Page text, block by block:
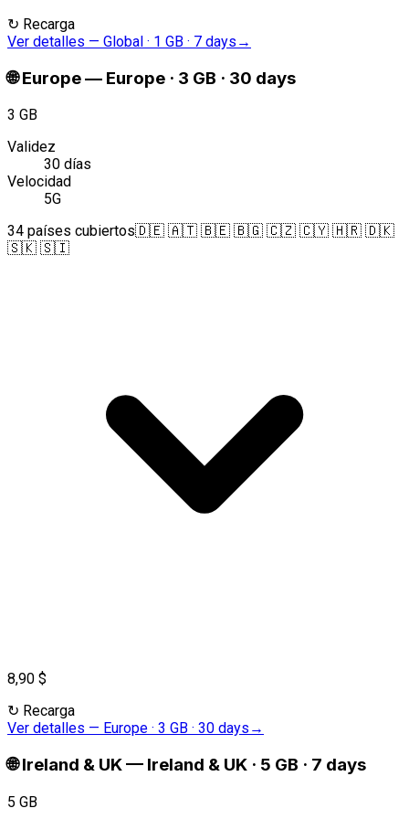
↻ Recarga
Ver detalles — Global · 1 GB · 7 days →
🌐 Europe— Europe · 3 GB · 30 days
3 GB
Validez
30 días
Velocidad
5G
34 países cubiertos🇩🇪 🇦🇹 🇧🇪 🇧🇬 🇨🇿 🇨🇾 🇭🇷 🇩🇰
🇸🇰 🇸🇮
8,90 $
↻ Recarga
Ver detalles — Europe · 3 GB · 30 days →
🌐 Ireland & UK— Ireland & UK · 5 GB · 7 days
5 GB